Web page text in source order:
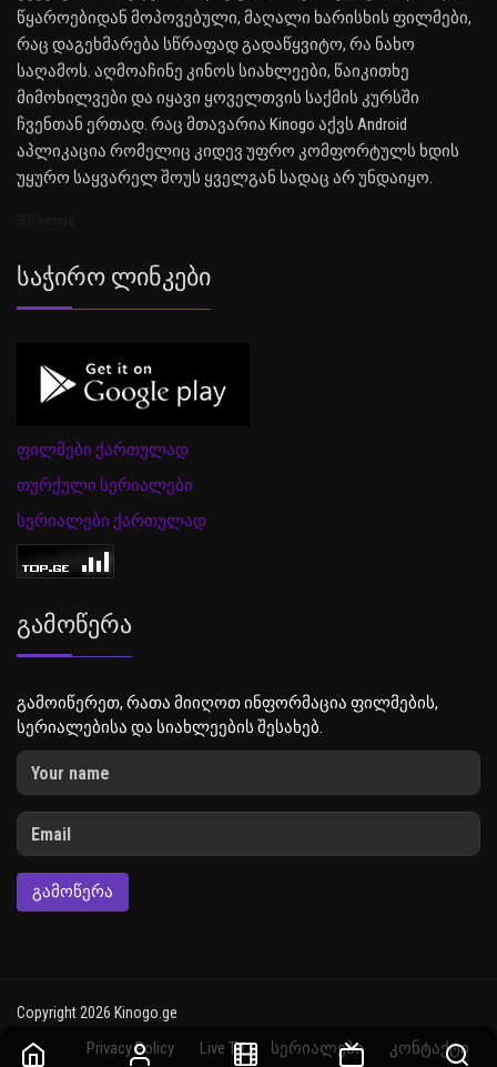
წყაროებიდან მოპოვებული, მაღალი ხარისხის ფილმები,
რაც დაგეხმარება სწრაფად გადაწყვიტო, რა ნახო
საღამოს. აღმოაჩინე კინოს სიახლეები, წაიკითხე
მიმოხილვები და იყავი ყოველთვის საქმის კურსში
ჩვენთან ერთად. რაც მთავარია Kinogo აქვს Android
აპლიკაცია რომელიც კიდევ უფრო კომფორტულს ხდის
უყურო საყვარელ შოუს ყველგან სადაც არ უნდაიყო.
Საჭირო Ლინკები
ფილმები ქართულად
თურქული სერიალები
სერიალები ქართულად
Გამოწერა
გამოიწერეთ, რათა მიიღოთ ინფორმაცია ფილმების,
სერიალებისა და სიახლეების შესახებ.
ᲒᲐᲛᲝᲬᲔᲠᲐ
Copyright 2026 Kinogo.ge
Privacy Policy Live TV სერიალები კონტაქტი